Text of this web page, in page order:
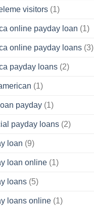
visitors (1)
online payday loan (1)
online payday loans (3)
payday loans (2)
(1)
payday (1)
payday loans (2)
loan (9)
loan online (1)
loans (5)
loans online (1)